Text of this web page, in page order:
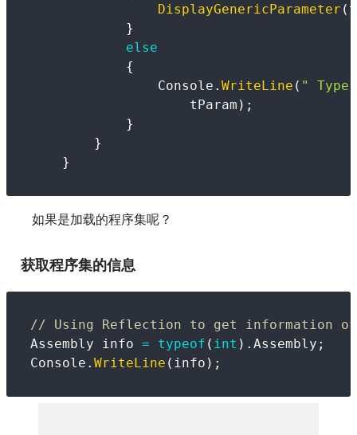
DisplayGenericParameter (
}
else
{
                Console
. WriteLine ( " Type
                    tParam
) ;
}
}
}
如果是加载的程序集呢？
获取程序集的信息
// Using Reflection to get information of
Assembly info = typeof ( int ) . Assembly ;
Console . WriteLine ( info ) ;